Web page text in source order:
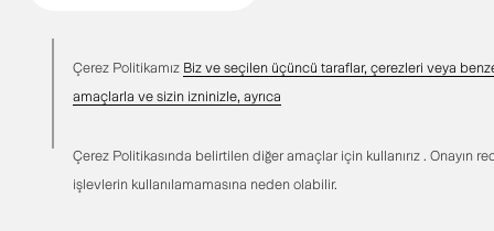
Çerez Politikamız Biz ve seçilen üçüncü taraflar, çerezleri veya
amaçlarla ve sizin izninizle, ayrıca
Çerez Politikasında belirtilen diğer amaçlar için kullanırız . Onayın
işlevlerin kullanılamamasına neden olabilir.